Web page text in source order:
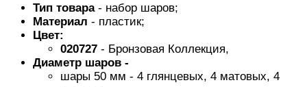
Тип товара - набор шаров;
Материал - пластик;
Цвет:
020727 - Бронзовая Коллекция,
Диаметр шаров -
шары 50 мм - 4 глянцевых, 4 матовых, 4